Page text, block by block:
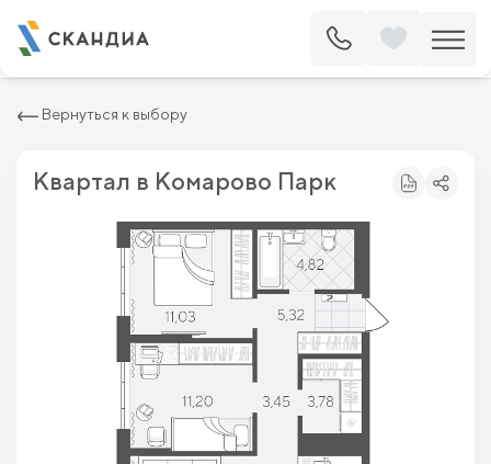
Вернуться к выбору
Квартал в Комарово Парк
Квартира c двумя спальнями 61.97 м
8 351 200 ₽9 490 000 ₽